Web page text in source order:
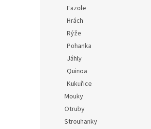
Fazole
Hrách
Rýže
Pohanka
Jáhly
Quinoa
Kukuřice
Mouky
Otruby
Strouhanky